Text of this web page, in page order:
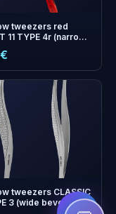
tweezers red
11 TYPE 4r (narrow
tweezers CLASSIC
3 (wide beveled)